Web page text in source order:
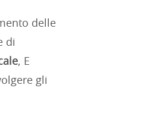
delle
di
, E
gli